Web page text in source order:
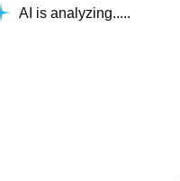
AI is analyzing...